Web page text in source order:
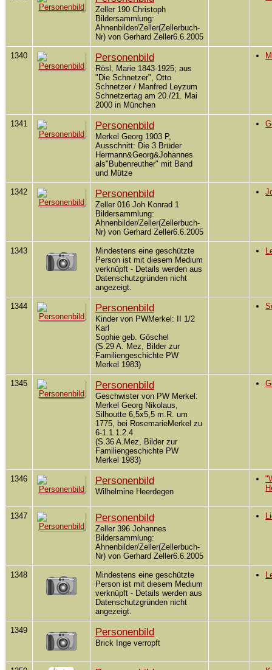
Zeller 190 Christoph
Bildersammlung:
Ahnenbilder/Zeller(Zellerbuch-
Nr) von Gerhard Zeller6.6.2005
1340 Personenbild
Rösl, Marie 1843-1925; aus
"Die Schnetzer", Otto
Schnetzer / Manfred Leyzum
Schnetzertag am 20./21. Mai
2000 in München
1341 Personenbild
Merkel Georg 1903 P,
Ausschnitt: Die 3 Brüder
Hermann&Georg&Johannes
als"Bubenreuther" mit Band
und Mütze
1342 Personenbild
Zeller 016 Joh Konrad 1
Bildersammlung:
Ahnenbilder/Zeller(Zellerbuch-
Nr) von Gerhard Zeller6.6.2005
1343
Mindestens eine geschützte
Person ist mit diesem Medium
verknüpft - Details werden aus
Datenschutzgründen nicht
angezeigt.
1344 Personenbild
Kinder von PWMerkel: II 1/2
Karl
Sophie geb. Göschel
(S.29 A. Mez, Bilder zur
Familiengeschichte PW
Merkel 1983)
1345 Personenbild
Geschwister von PW Merkel:
Merkel Georg Nikolaus,
Silhoutte 6,5x5,5 m.R. um
1775, bei RosemarieMerkel zu
6-1.1.1.2.4
(S.36 A.Mez, Bilder zur
Familiengeschichte PW
Merkel 1983)
1346 Personenbild
Wilhelmine Heerdegen
1347 Personenbild
Zeller 396 Johannes
Bildersammlung:
Ahnenbilder/Zeller(Zellerbuch-
Nr) von Gerhard Zeller6.6.2005
1348
Mindestens eine geschützte
Person ist mit diesem Medium
verknüpft - Details werden aus
Datenschutzgründen nicht
angezeigt.
1349 Personenbild
Brick Inge verropft